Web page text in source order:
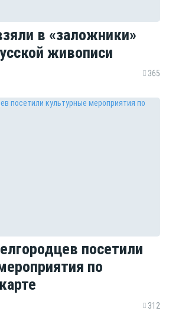
в «заложники»
живописи
365
посетили
по
312